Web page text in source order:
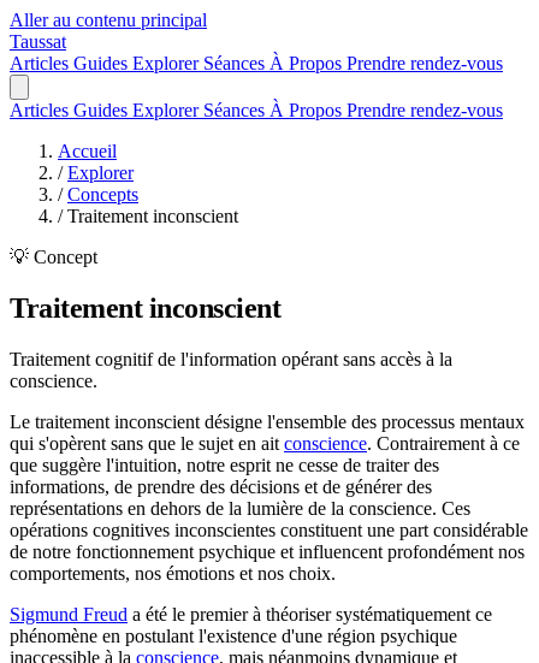
Aller au contenu principal
Taussat
Articles Guides Explorer Séances À Propos Prendre rendez-vous
Articles Guides Explorer Séances À Propos Prendre rendez-vous
Accueil
/ Explorer
/ Concepts
/ Traitement inconscient
💡 Concept
Traitement inconscient
Traitement cognitif de l'information opérant sans accès à la
conscience.
Le traitement inconscient désigne l'ensemble des processus mentaux
qui s'opèrent sans que le sujet en ait conscience. Contrairement à ce
que suggère l'intuition, notre esprit ne cesse de traiter des
informations, de prendre des décisions et de générer des
représentations en dehors de la lumière de la conscience. Ces
opérations cognitives inconscientes constituent une part considérable
de notre fonctionnement psychique et influencent profondément nos
comportements, nos émotions et nos choix.
Sigmund Freud a été le premier à théoriser systématiquement ce
phénomène en postulant l'existence d'une région psychique
inaccessible à la conscience, mais néanmoins dynamique et